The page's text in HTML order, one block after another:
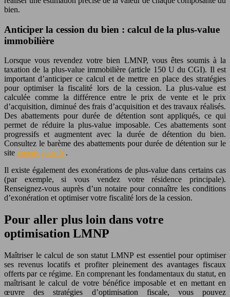
bien.
Anticiper la cession du bien : calcul de la plus-value
immobilière
Lorsque vous revendez votre bien LMNP, vous êtes soumis à la
taxation de la plus-value immobilière (article 150 U du CGI). Il est
important d’anticiper ce calcul et de mettre en place des stratégies
pour optimiser la fiscalité lors de la cession. La plus-value est
calculée comme la différence entre le prix de vente et le prix
d’acquisition, diminué des frais d’acquisition et des travaux réalisés.
Des abattements pour durée de détention sont appliqués, ce qui
permet de réduire la plus-value imposable. Ces abattements sont
progressifs et augmentent avec la durée de détention du bien.
Consultez le barème des abattements pour durée de détention sur le
site impots.gouv.fr .
Il existe également des exonérations de plus-value dans certains cas
(par exemple, si vous vendez votre résidence principale).
Renseignez-vous auprès d’un notaire pour connaître les conditions
d’exonération et optimiser votre fiscalité lors de la cession.
Pour aller plus loin dans votre
optimisation LMNP
Maîtriser le calcul de son statut LMNP est essentiel pour optimiser
ses revenus locatifs et profiter pleinement des avantages fiscaux
offerts par ce régime. En comprenant les fondamentaux du statut, en
maîtrisant le calcul de votre bénéfice imposable et en mettant en
œuvre des stratégies d’optimisation fiscale, vous pouvez